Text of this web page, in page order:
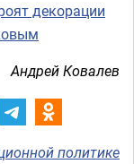
декорации
Андрей Ковалев
политике